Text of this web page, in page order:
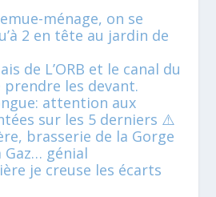
ménage, on se
2 en tête au jardin de
de L’ORB et le canal du
prendre les devant.
attention aux
sur les 5 derniers ⚠️
brasserie de la Gorge
Gaz… génial
je creuse les écarts